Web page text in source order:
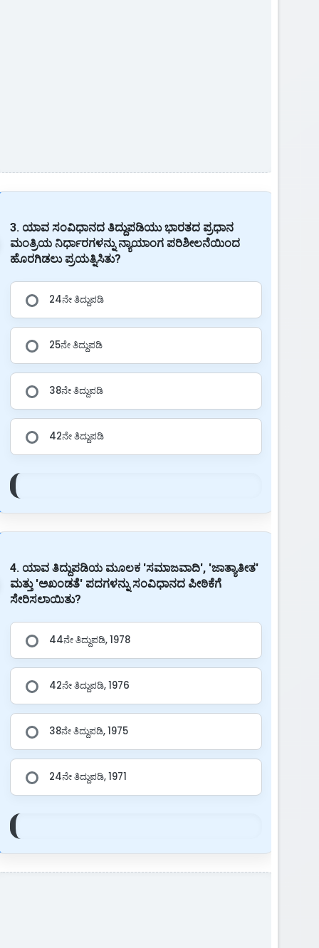
3. ಯಾವ ಸಂವಿಧಾನದ ತಿದ್ದುಪಡಿಯು ಭಾರತದ ಪ್ರಧಾನ
ಮಂತ್ರಿಯ ನಿರ್ಧಾರಗಳನ್ನು ನ್ಯಾಯಾಂಗ ಪರಿಶೀಲನೆಯಿಂದ
ಹೊರಗಿಡಲು ಪ್ರಯತ್ನಿಸಿತು?
24ನೇ ತಿದ್ದುಪಡಿ
25ನೇ ತಿದ್ದುಪಡಿ
38ನೇ ತಿದ್ದುಪಡಿ
42ನೇ ತಿದ್ದುಪಡಿ
4. ಯಾವ ತಿದ್ದುಪಡಿಯ ಮೂಲಕ 'ಸಮಾಜವಾದಿ', 'ಜಾತ್ಯಾತೀತ'
ಮತ್ತು 'ಅಖಂಡತೆ' ಪದಗಳನ್ನು ಸಂವಿಧಾನದ ಪೀಠಿಕೆಗೆ
ಸೇರಿಸಲಾಯಿತು?
44ನೇ ತಿದ್ದುಪಡಿ, 1978
42ನೇ ತಿದ್ದುಪಡಿ, 1976
38ನೇ ತಿದ್ದುಪಡಿ, 1975
24ನೇ ತಿದ್ದುಪಡಿ, 1971